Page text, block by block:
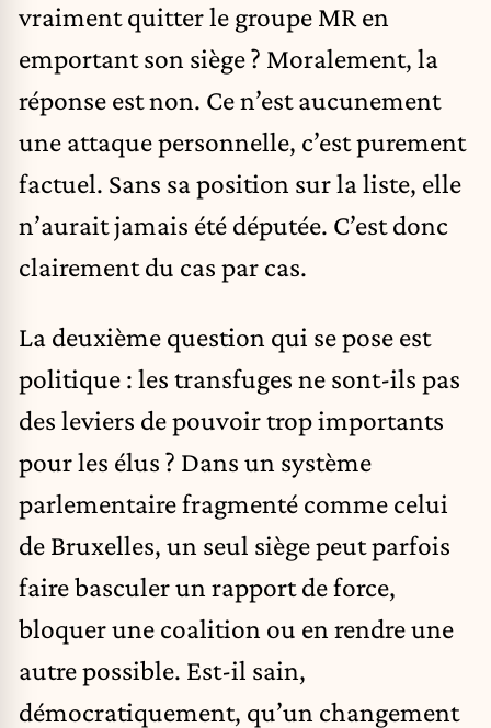
vraiment quitter le groupe MR en
emportant son siège ? Moralement, la
réponse est non. Ce n’est aucunement
une attaque personnelle, c’est purement
factuel. Sans sa position sur la liste, elle
n’aurait jamais été députée. C’est donc
clairement du cas par cas.
La deuxième question qui se pose est
politique : les transfuges ne sont-ils pas
des leviers de pouvoir trop importants
pour les élus ? Dans un système
parlementaire fragmenté comme celui
de Bruxelles, un seul siège peut parfois
faire basculer un rapport de force,
bloquer une coalition ou en rendre une
autre possible. Est-il sain,
démocratiquement, qu’un changement